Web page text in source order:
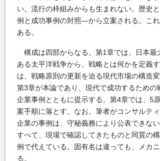
い。流行の枠組みからも生まれない。歴史
例と成功事例の対照―から立案される。こ
ある。
構成は四部からなる。第1章では、日本最
ある太平洋戦争から、戦略とは何かを定義
は、戦略原則の更新を迫る現代市場の構造変
第3章が本論であり、現代で成功するための
企業事例とともに提示する。第4章では、5
案手順に落とす。なお、筆者がコンサルテ
企業の事例は、守秘義務により公表できな
すべて、現場で確認してきたものと同質の
例で代えている。固有名は違っても、メカ
る。